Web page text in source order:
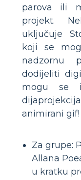
parova ili
projekt.
uključuje
koji se
nadzornu
dodijeliti
mogu se
animirani gif!
Za grupe:
Allana
u kratku